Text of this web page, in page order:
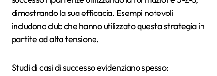
dimostrando la sua efficacia. Esempi notevoli
includono club che hanno utilizzato questa strategia in
partite ad alta tensione.
Studi di casi di successo evidenziano spesso: